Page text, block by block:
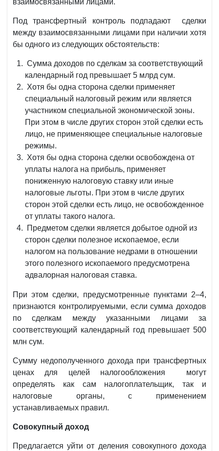
взаимосвязанными лицами.
Под трансфертный контроль подпадают сделки
между взаимосвязанными лицами при наличии хотя
бы одного из следующих обстоятельств:
Сумма доходов по сделкам за соответствующий
календарный год превышает 5 млрд сум.
Хотя бы одна сторона сделки применяет
специальный налоговый режим или является
участником специальной экономической зоны.
При этом в числе других сторон этой сделки есть
лицо, не применяющее специальные налоговые
режимы.
Хотя бы одна сторона сделки освобождена от
уплаты налога на прибыль, применяет
пониженную налоговую ставку или иные
налоговые льготы. При этом в числе других
сторон этой сделки есть лицо, не освобожденное
от уплаты такого налога.
Предметом сделки является добытое одной из
сторон сделки полезное ископаемое, если
налогом на пользование недрами в отношении
этого полезного ископаемого предусмотрена
адвалорная налоговая ставка.
При этом сделки, предусмотренные пунктами 2–4,
признаются контролируемыми, если сумма доходов
по сделкам между указанными лицами за
соответствующий календарный год превышает 500
млн сум.
Сумму недополученного дохода при трансфертных
ценах для целей налогообложения могут
определять как сам налогоплательщик, так и
налоговые органы, с применением
устанавливаемых правил.
Совокупный доход
Предлагается уйти от деления совокупного дохода